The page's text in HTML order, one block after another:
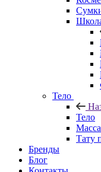
Тело
Тело
Тату
Бренды
Блог